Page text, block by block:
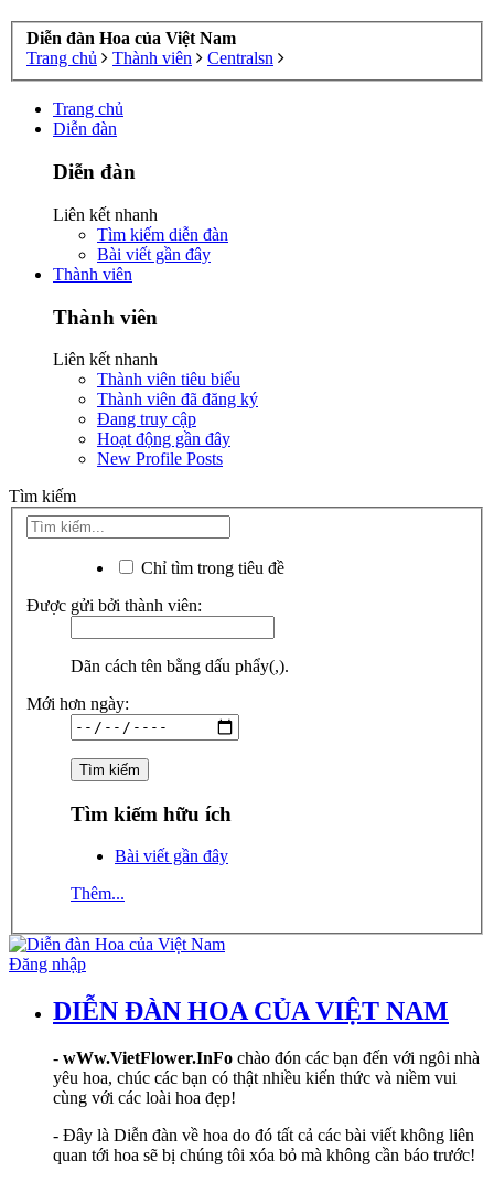
Diễn đàn Hoa của Việt Nam
Trang chủ
Thành viên Centralsn
Trang chủ
Diễn đàn
Diễn đàn
Liên kết nhanh
Tìm kiếm diễn đàn
Bài viết gần đây
Thành viên
Thành viên
Liên kết nhanh
Thành viên tiêu biểu
Thành viên đã đăng ký
Đang truy cập
Hoạt động gần đây
New Profile Posts
Tìm kiếm
Chỉ tìm trong tiêu đề
Được gửi bởi thành viên:
Dãn cách tên bằng dấu phẩy(,).
Mới hơn ngày:
Tìm kiếm hữu ích
Bài viết gần đây
Thêm...
Đăng nhập
DIỄN ĐÀN HOA CỦA VIỆT NAM
- wWw.VietFlower.InFo chào đón các bạn đến với ngôi nhà
yêu hoa, chúc các bạn có thật nhiều kiến thức và niềm vui
cùng với các loài hoa đẹp!
- Đây là Diễn đàn về hoa do đó tất cả các bài viết không liên
quan tới hoa sẽ bị chúng tôi xóa bỏ mà không cần báo trước!